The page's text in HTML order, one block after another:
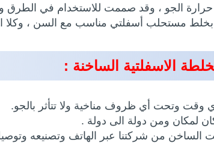
الجو ، وقد صممت للاستخدام في الطرق
بخلط مستحلب أسفلتي مناسب مع السن ، وكلا
الاسفلتية الساخنة :
وقت وتحت أي ظروف مناخية ولا تتأثر بالجو.
لمكان ومن دولة الى دولة .
من شركتنا عبر الهاتف وتصنيعه